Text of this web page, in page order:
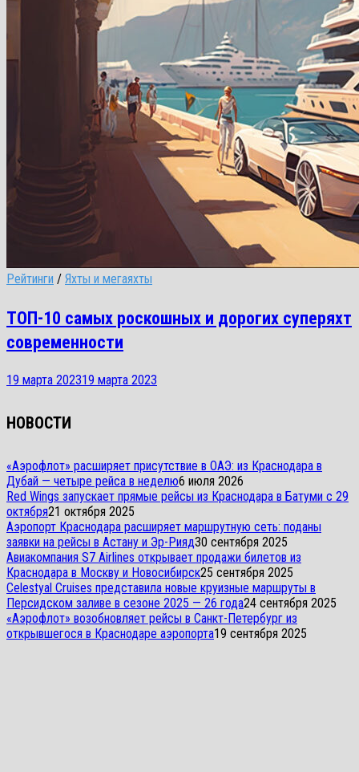
Рейтинги / Яхты и мегаяхты
ТОП-10 самых роскошных и дорогих суперяхт
современности
19 марта 202319 марта 2023
НОВОСТИ
«Аэрофлот» расширяет присутствие в ОАЭ: из Краснодара в
Дубай — четыре рейса в неделю6 июля 2026
Red Wings запускает прямые рейсы из Краснодара в Батуми с 29
октября21 октября 2025
Аэропорт Краснодара расширяет маршрутную сеть: поданы
заявки на рейсы в Астану и Эр-Рияд30 сентября 2025
Авиакомпания S7 Airlines открывает продажи билетов из
Краснодара в Москву и Новосибирск25 сентября 2025
Celestyal Cruises представила новые круизные маршруты в
Персидском заливе в сезоне 2025 — 26 года24 сентября 2025
«Аэрофлот» возобновляет рейсы в Санкт-Петербург из
открывшегося в Краснодаре аэропорта19 сентября 2025